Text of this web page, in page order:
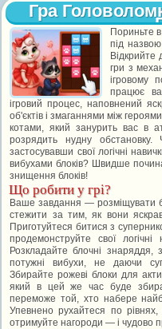
Гра
Пориньте
під
Відкрийте
гри з
ігровому
працює
ігровий процес, наповнений
об'єктів і змаганнями між
котами, який занурить вас в
розрядить нудну
застосувавши свої логічні
вибухами блоків? Швидше
знищення блоків!
Що робити у грі?
Ваше завдання — розміщувати
стежити за тим, як вони
Приготуйтеся битися з
продемонструйте свої
Розкладайте блочні знаряддя,
потужні вибухи, не даючи
Збирайте рожеві блоки для
який в цей же час буде
переможе той, хто набере
Упевнено рухайтеся по
отримуйте нагороди — і чудово